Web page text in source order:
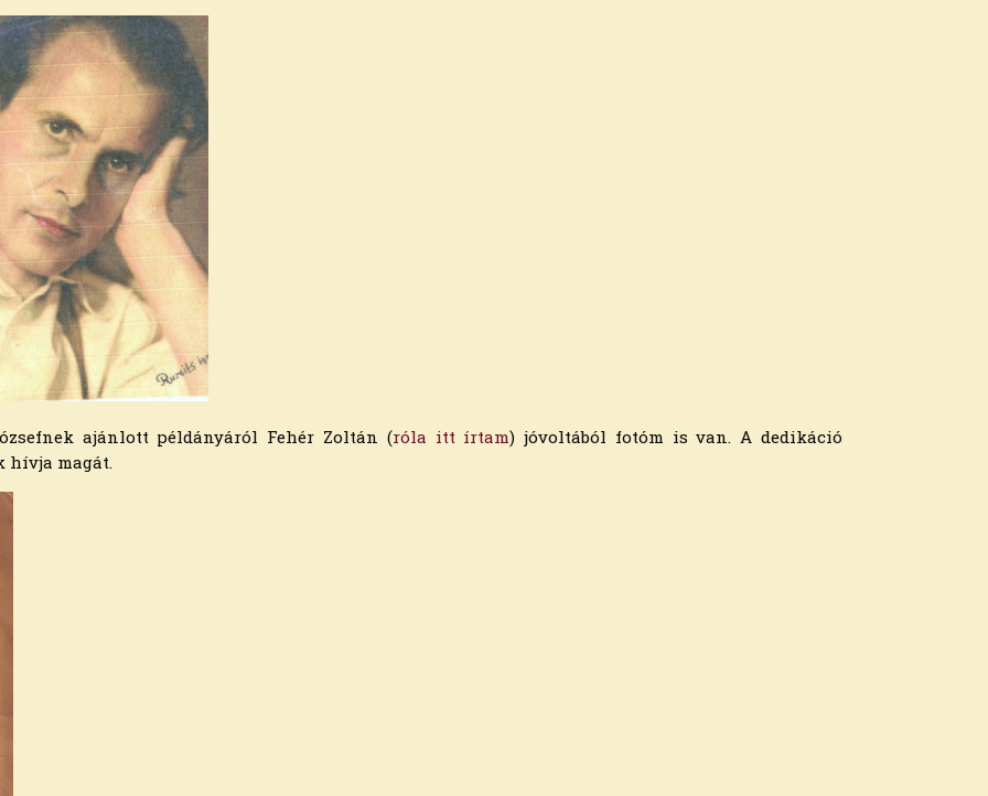
ajánlott példányáról Fehér Zoltán (róla itt írtam) jóvoltából fotóm is van. A dedikáció
hívja magát.